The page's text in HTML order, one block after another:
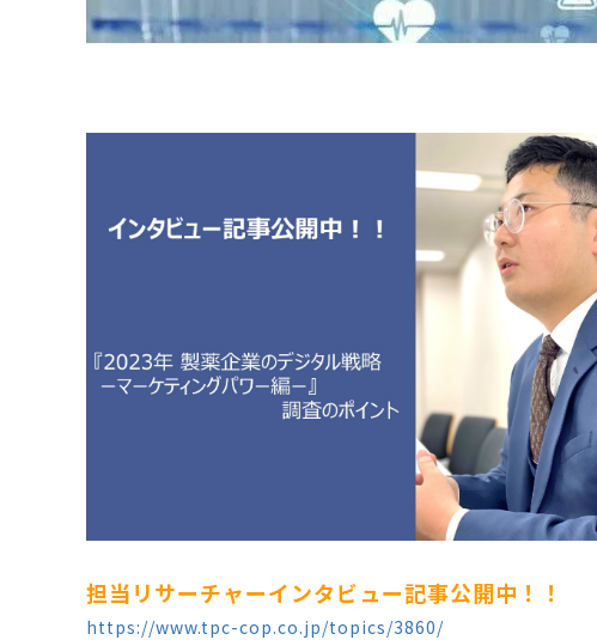
調査の種類から探す
担当リサーチャーインタビュー記事公開中！！
https://www.tpc-cop.co.jp/topics/3860/